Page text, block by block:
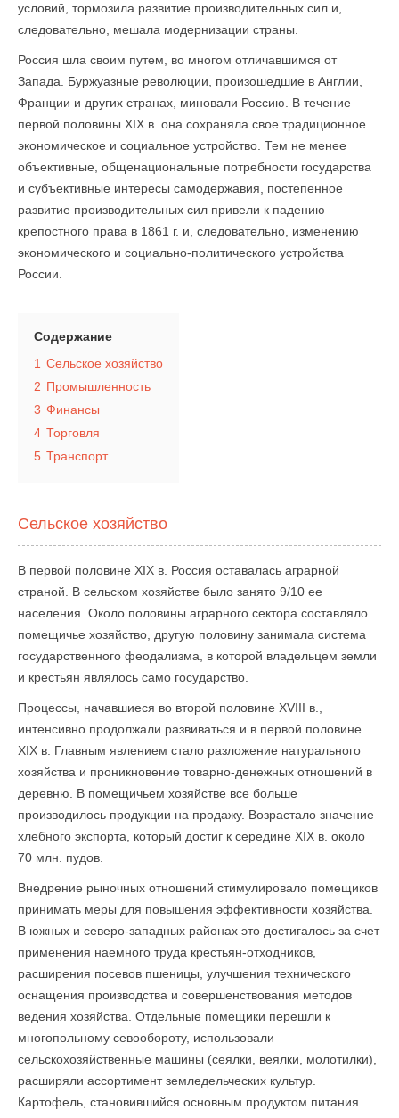
условий, тормозила развитие производительных сил и,
следовательно, мешала модернизации страны.
Россия шла своим путем, во многом отличавшимся от
Запада. Буржуазные революции, произошедшие в Англии,
Франции и других странах, миновали Россию. В течение
первой половины XIX в. она сохраняла свое традиционное
экономическое и социальное устройство. Тем не менее
объективные, общенациональные потребности государства
и субъективные интересы самодержавия, постепенное
развитие производительных сил привели к падению
крепостного права в 1861 г. и, следовательно, изменению
экономического и социально-политического устройства
России.
Содержание
1 Сельское хозяйство
2 Промышленность
3 Финансы
4 Торговля
5 Транспорт
Сельское хозяйство
В первой половине XIX в. Россия оставалась аграрной
страной. В сельском хозяйстве было занято 9/10 ее
населения. Около половины аграрного сектора составляло
помещичье хозяйство, другую половину занимала система
государственного феодализма, в которой владельцем земли
и крестьян являлось само государство.
Процессы, начавшиеся во второй половине XVIII в.,
интенсивно продолжали развиваться и в первой половине
XIX в. Главным явлением стало разложение натурального
хозяйства и проникновение товарно-денежных отношений в
деревню. В помещичьем хозяйстве все больше
производилось продукции на продажу. Возрастало значение
хлебного экспорта, который достиг к середине XIX в. около
70 млн. пудов.
Внедрение рыночных отношений стимулировало помещиков
принимать меры для повышения эффективности хозяйства.
В южных и северо-западных районах это достигалось за счет
применения наемного труда крестьян-отходников,
расширения посевов пшеницы, улучшения технического
оснащения производства и совершенствования методов
ведения хозяйства. Отдельные помещики перешли к
многопольному севообороту, использовали
сельскохозяйственные машины (сеялки, веялки, молотилки),
расширяли ассортимент земледельческих культур.
Картофель, становившийся основным продуктом питания